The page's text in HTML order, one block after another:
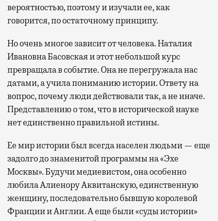
вероятностью, поэтому и изучали ее, как
говорится, по остаточному принципу.
Но очень многое зависит от человека. Наталия
Ивановна Басовская и этот небольшой курс
превращала в событие. Она не перегружала нас
датами, а учила пониманию истории. Ответу на
вопрос, почему люди действовали так, а не иначе.
Представлению о том, что в исторической науке
нет единственно правильной истины.
Ее мир истории был всегда населен людьми — еще
задолго до знаменитой программы на «Эхе
Москвы». Будучи медиевистом, она особенно
любила Алиенору Аквитанскую, единственную
женщину, последовательно бывшую королевой
Франции и Англии. А еще были «суды истории»